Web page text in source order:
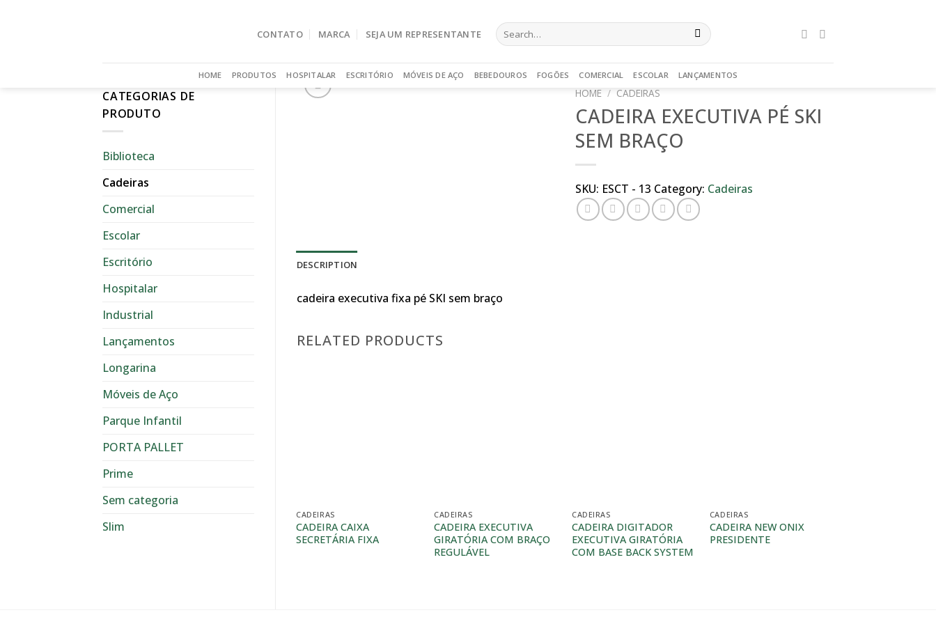
CONTATO MARCA SEJA UM REPRESENTANTE
Search
for:
HOME PRODUTOS HOSPITALAR ESCRITÓRIO MÓVEIS DE AÇO BEBEDOUROS FOGÕES COMERCIAL ESCOLAR LANÇAMENTOS
CATEGORIAS DE
PRODUTO
Biblioteca
Cadeiras
Comercial
Escolar
Escritório
Hospitalar
Industrial
Lançamentos
Longarina
Móveis de Aço
Parque Infantil
PORTA PALLET
Prime
Sem categoria
Slim
HOME / CADEIRAS
CADEIRA EXECUTIVA PÉ SKI
SEM BRAÇO
SKU: ESCT - 13 Category: Cadeiras
DESCRIPTION
cadeira executiva fixa pé SKI sem braço
RELATED PRODUCTS
CADEIRAS
CADEIRA CAIXA
SECRETÁRIA FIXA
CADEIRAS
CADEIRA EXECUTIVA
GIRATÓRIA COM BRAÇO
REGULÁVEL
CADEIRAS
CADEIRA DIGITADOR
EXECUTIVA GIRATÓRIA
COM BASE BACK SYSTEM
CADEIRAS
CADEIRA NEW ONIX
PRESIDENTE